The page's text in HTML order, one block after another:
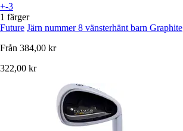
+-3
1 färger
Future Järn nummer 8 vänsterhänt barn Graphite
Från 384,00 kr
322,00 kr